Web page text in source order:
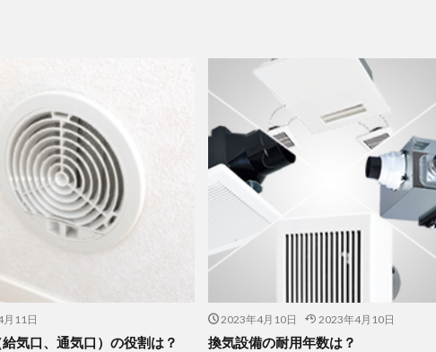
11日
気口、通気口）の役割は？
2023年4月10日 2023年4月10日
換気設備の耐用年数は？